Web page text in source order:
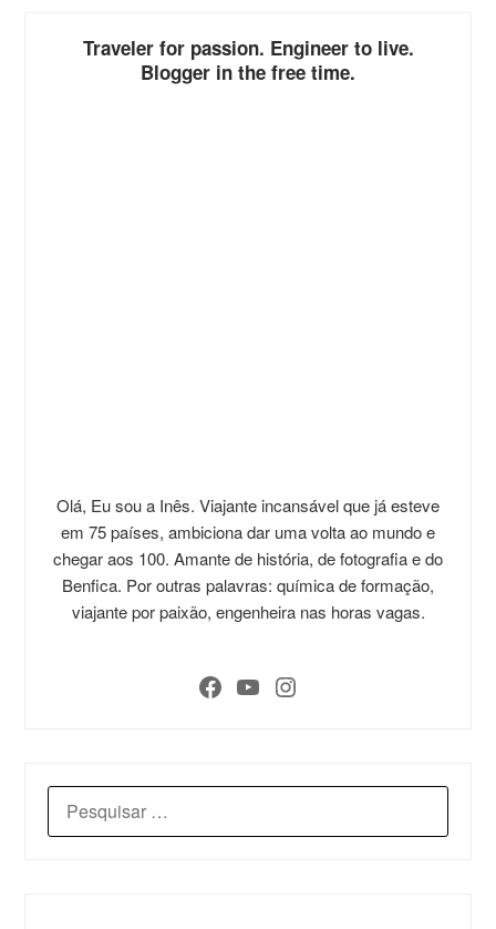
Traveler for passion. Engineer to live.
Blogger in the free time.
Olá, Eu sou a Inês. Viajante incansável que já esteve
em 75 países, ambiciona dar uma volta ao mundo e
chegar aos 100. Amante de história, de fotografia e do
Benfica. Por outras palavras: química de formação,
viajante por paixão, engenheira nas horas vagas.